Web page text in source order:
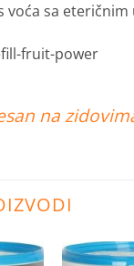
voća sa
na